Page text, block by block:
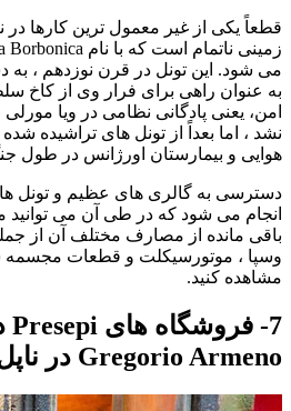
قطعاً یکی از غیر معمول ترین کارها در
می شود. این تونل در قرن نوزدهم ، به
به عنوان راهی برای فرار وی از کاخ
امن، یعنی پادگانی نظامی در ویا
نشد ، اما بعداً از تونل های تراشیده
هوایی و بیمارستان اورژانس در طول
دسترسی به گالری های عظیم و تونل
انجام می شود که در طی آن می توانید
باقی مانده از مصارف مختلف آن از
وسپا ، موتورسیکلت و قطعات مجسمه
مشاهده کنید.
Gregorio Armeno در ناپل ایتالیا